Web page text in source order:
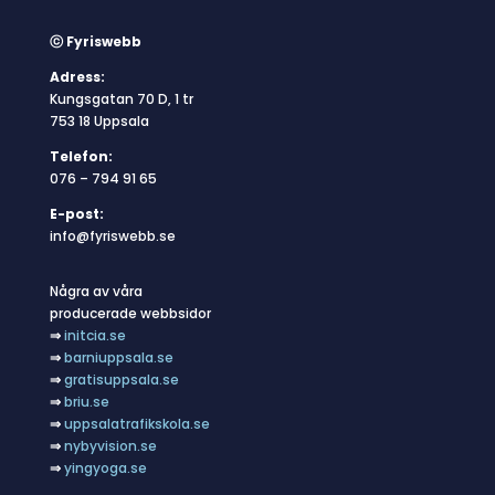
ⓒ Fyriswebb
Adress:
Kungsgatan 70 D, 1 tr
753 18 Uppsala
Telefon:
076 – 794 91 65
E-post:
info@fyriswebb.se
Några av våra
producerade webbsidor
⇒initcia.se
⇒barniuppsala.se
⇒gratisuppsala.se
⇒briu.se
⇒uppsalatrafikskola.se
⇒nybyvision.se
⇒yingyoga.se